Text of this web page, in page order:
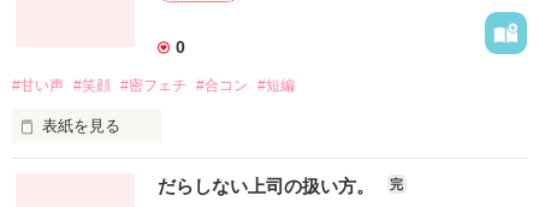
0
#甘い声 #笑顔 #密フェチ #合コン #短編
表紙を見る
無理やり連れてこられた合コン。
だらしない上司の扱い方。 完